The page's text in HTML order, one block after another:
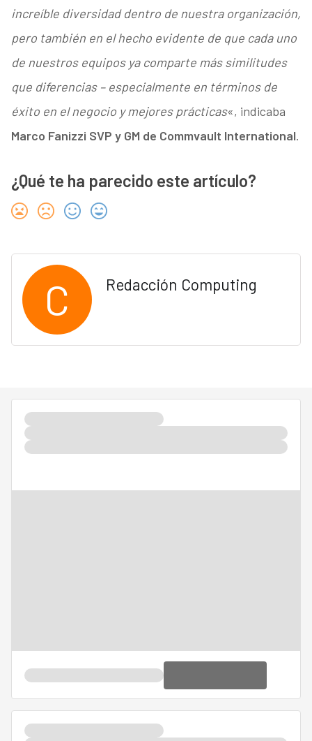
increíble diversidad dentro de nuestra organización,
pero también en el hecho evidente de que cada uno
de nuestros equipos ya comparte más similitudes
que diferencias – especialmente en términos de
éxito en el negocio y mejores prácticas«, indicaba
Marco Fanizzi SVP y GM de Commvault International.
¿Qué te ha parecido este artículo?
C Redacción Computing